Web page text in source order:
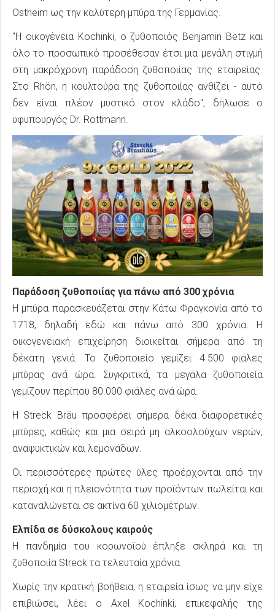
Ostheim ως την καλύτερη μπύρα της Γερμανίας.
"Η οικογένεια Kochinki, ο ζυθοποιός Benjamin Betz και
όλο το προσωπικό προσέθεσαν έτσι μια μεγάλη στιγμή
στη μακρόχρονη παράδοση ζυθοποιίας της εταιρείας.
Στο Rhön, η κουλτούρα της ζυθοποιίας ανθίζει - αυτό
δεν είναι πλέον μυστικό στον κλάδο", δήλωσε ο
υφυπουργός Dr. Rottmann.
Παράδοση ζυθοποιίας για πάνω από 300 χρόνια
Η μπύρα παρασκευάζεται στην Κάτω Φραγκονία από το
1718, δηλαδή εδώ και πάνω από 300 χρόνια. Η
οικογενειακή επιχείρηση διοικείται σήμερα από τη
δέκατη γενιά. Το ζυθοποιείο γεμίζει 4.500 φιάλες
μπύρας ανά ώρα. Συγκριτικά, τα μεγάλα ζυθοποιεία
γεμίζουν περίπου 80.000 φιάλες ανά ώρα.
Η Streck Bräu προσφέρει σήμερα δέκα διαφορετικές
μπύρες, καθώς και μια σειρά μη αλκοολούχων νερών,
αναψυκτικών και λεμονάδων.
Οι περισσότερες πρώτες ύλες προέρχονται από την
περιοχή και η πλειονότητα των προϊόντων πωλείται και
καταναλώνεται σε ακτίνα 60 χιλιομέτρων.
Ελπίδα σε δύσκολους καιρούς
Η πανδημία του κορωνοϊού έπληξε σκληρά και τη
ζυθοποιία Streck τα τελευταία χρόνια.
Χωρίς την κρατική βοήθεια, η εταιρεία ίσως να μην είχε
επιβιώσει, λέει ο Axel Kochinki, επικεφαλής της